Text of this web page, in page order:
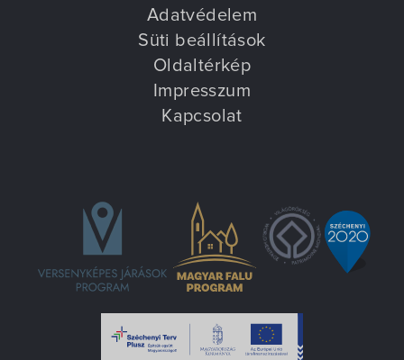
Adatvédelem
Süti beállítások
Oldaltérkép
Impresszum
Kapcsolat